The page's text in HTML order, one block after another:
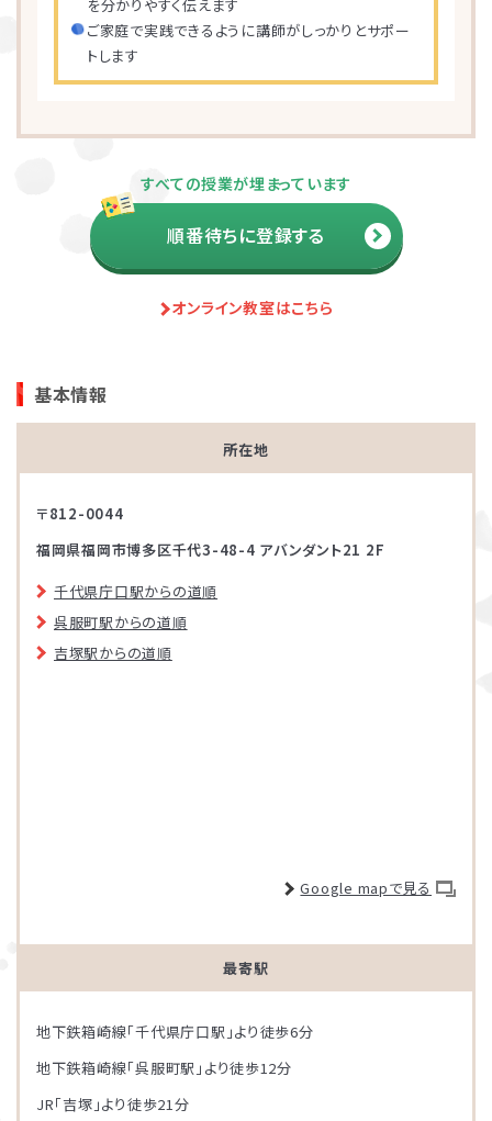
を分かりやすく伝えます
ご家庭で実践できるように講師がしっかりとサポー
トします
すべての授業が埋まっています
順番待ちに登録する
オンライン教室はこちら
基本情報
所在地
〒812-0044
福岡県福岡市博多区千代3-48-4 アバンダント21 2F
千代県庁口駅からの道順
呉服町駅からの道順
吉塚駅からの道順
Google mapで見る
最寄駅
地下鉄箱崎線「千代県庁口駅」より徒歩6分
地下鉄箱崎線「呉服町駅」より徒歩12分
JR「吉塚」より徒歩21分